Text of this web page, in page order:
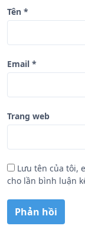
Tên *
Email *
Trang web
Lưu tên của tôi,
cho lần bình luận